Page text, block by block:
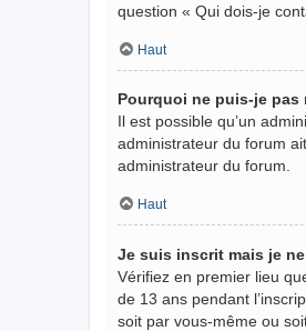
question « Qui dois-je
Haut
Pourquoi ne puis-je pas
Il est possible qu’un
administrateur du forum
administrateur du forum.
Haut
Je suis inscrit mais je
Vérifiez en premier lieu
de 13 ans pendant
soit par vous-même ou